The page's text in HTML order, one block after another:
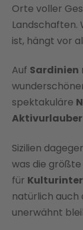
Orte voller
Landschaften.
ist, hängt vor
Auf Sardinien
spektakuläre
Aktivurlauber
Sizilien
was die
für
natürlich auch
unerwähnt